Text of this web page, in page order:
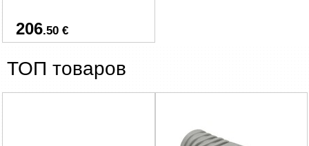
206.50 €
ТОП товаров